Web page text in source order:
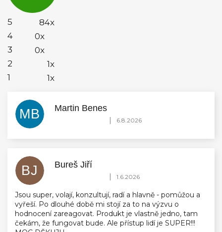
5
84x
4
0x
3
0x
2
1x
1
1x
MB Martin Benes
Hodnocení obchodu je 5 z 5 hvězdiček.
| 6.8.2026
BJ Bureš Jiří
Hodnocení obchodu je 5 z 5 hvězdiček.
| 1.6.2026
Jsou super, volají, konzultují, radí a hlavně - pomůžou a
vyřeší. Po dlouhé době mi stojí za to na výzvu o
hodnocení zareagovat. Produkt je vlastně jedno, tam
čekám, že fungovat bude. Ale přístup lidí je SUPER!!!